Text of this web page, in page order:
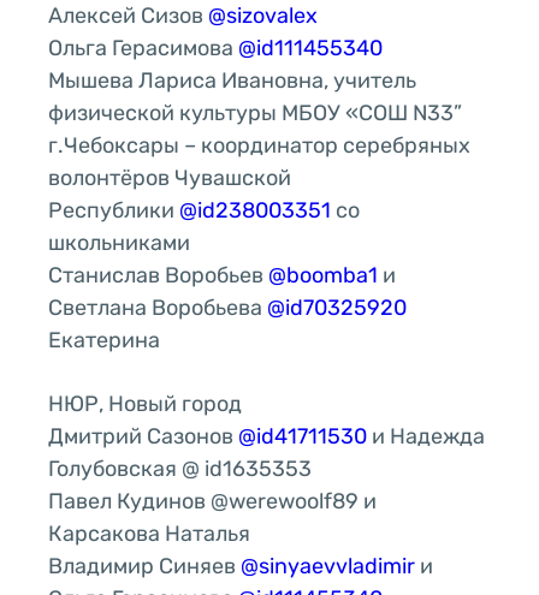
Алексей Сизов @sizovalex
Ольга Герасимова @id111455340
Мышева Лариса Ивановна, учитель
физической культуры МБОУ «СОШ N33”
г.Чебоксары – координатор серебряных
волонтёров Чувашской
Республики @id238003351 со
школьниками
Станислав Воробьев @boomba1 и
Светлана Воробьева @id70325920
Екатерина
НЮР, Новый город
Дмитрий Сазонов @id41711530 и Надежда
Голубовская @ id1635353
Павел Кудинов @werewoolf89 и
Карсакова Наталья
Владимир Синяев @sinyaevvladimir и